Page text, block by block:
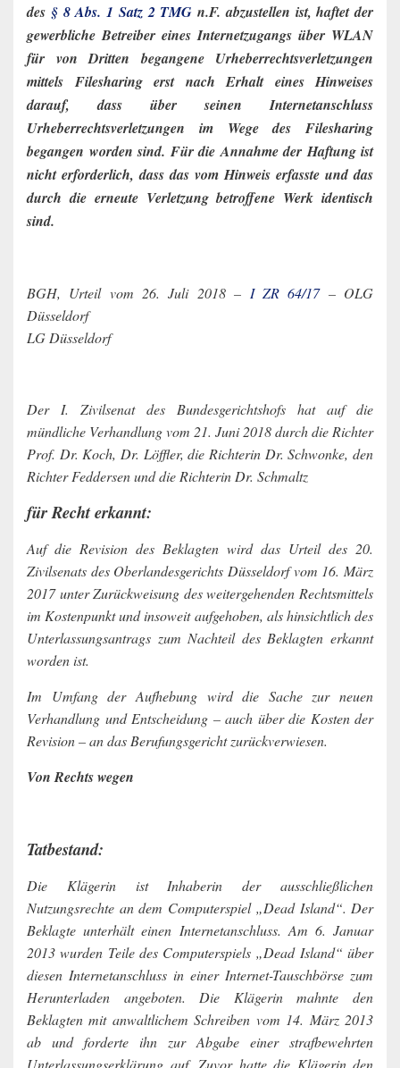
des § 8 Abs. 1 Satz 2 TMG n.F. abzustellen ist, haftet der
gewerbliche Betreiber eines Internetzugangs über WLAN
für von Dritten begangene Urheberrechtsverletzungen
mittels Filesharing erst nach Erhalt eines Hinweises
darauf, dass über seinen Internetanschluss
Urheberrechtsverletzungen im Wege des Filesharing
begangen worden sind. Für die Annahme der Haftung ist
nicht erforderlich, dass das vom Hinweis erfasste und das
durch die erneute Verletzung betroffene Werk identisch
sind.
BGH, Urteil vom 26. Juli 2018 – I ZR 64/17– OLG
Düsseldorf
LG Düsseldorf
Der I. Zivilsenat des Bundesgerichtshofs hat auf die
mündliche Verhandlung vom 21. Juni 2018 durch die Richter
Prof. Dr. Koch, Dr. Löffler, die Richterin Dr. Schwonke, den
Richter Feddersen und die Richterin Dr. Schmaltz
für Recht erkannt:
Auf die Revision des Beklagten wird das Urteil des 20.
Zivilsenats des Oberlandesgerichts Düsseldorf vom 16. März
2017 unter Zurückweisung des weitergehenden Rechtsmittels
im Kostenpunkt und insoweit aufgehoben, als hinsichtlich des
Unterlassungsantrags zum Nachteil des Beklagten erkannt
worden ist.
Im Umfang der Aufhebung wird die Sache zur neuen
Verhandlung und Entscheidung – auch über die Kosten der
Revision – an das Berufungsgericht zurückverwiesen.
Von Rechts wegen
Tatbestand:
Die Klägerin ist Inhaberin der ausschließlichen
Nutzungsrechte an dem Computerspiel „Dead Island“. Der
Beklagte unterhält einen Internetanschluss. Am 6. Januar
2013 wurden Teile des Computerspiels „Dead Island“ über
diesen Internetanschluss in einer Internet-Tauschbörse zum
Herunterladen angeboten. Die Klägerin mahnte den
Beklagten mit anwaltlichem Schreiben vom 14. März 2013
ab und forderte ihn zur Abgabe einer strafbewehrten
Unterlassungserklärung auf. Zuvor hatte die Klägerin den